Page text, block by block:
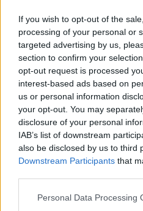
If you wish to opt-out of the
processing of your personal or
targeted advertising by us,
section to confirm your
opt-out request is processed
interest-based ads based on
us or personal information
your opt-out. You may
disclosure of your personal
IAB’s list of downstream
also be disclosed by us to third
Downstream Participants that
Personal Data Processing
Fiat 500L